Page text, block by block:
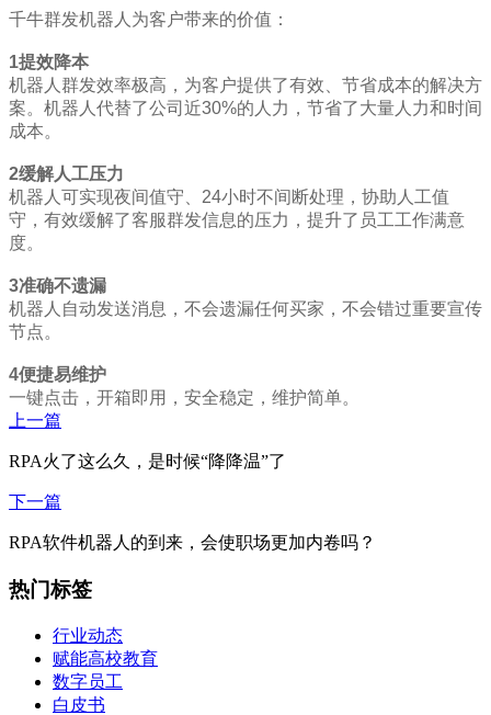
千牛群发机器人为客户带来的价值：
1提效降本
机器人群发效率极高，为客户提供了有效、节省成本的解决方
案。机器人代替了公司近30%的人力，节省了大量人力和时间
成本。
2缓解人工压力
机器人可实现夜间值守、24小时不间断处理，协助人工值
守，有效缓解了客服群发信息的压力，提升了员工工作满意
度。
3准确不遗漏
机器人自动发送消息，不会遗漏任何买家，不会错过重要宣传
节点。
4便捷易维护
一键点击，开箱即用，安全稳定，维护简单。
上一篇
RPA火了这么久，是时候“降降温”了
下一篇
RPA软件机器人的到来，会使职场更加内卷吗？
热门标签
行业动态
赋能高校教育
数字员工
白皮书